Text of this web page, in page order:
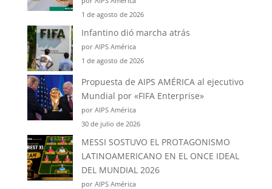
1 de agosto de 2026
Infantino dió marcha atrás
por AIPS América
1 de agosto de 2026
Propuesta de AIPS AMÉRICA al ejecutivo
Mundial por «FIFA Enterprise»
por AIPS América
30 de julio de 2026
MESSI SOSTUVO EL PROTAGONISMO
LATINOAMERICANO EN EL ONCE IDEAL
DEL MUNDIAL 2026
por AIPS América